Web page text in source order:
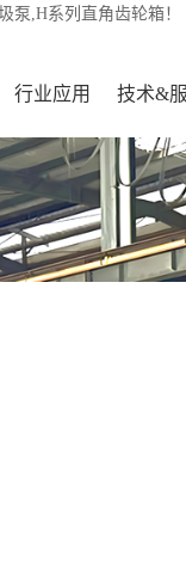
圾泵,H系列直角齿轮箱
行业应用 技术&